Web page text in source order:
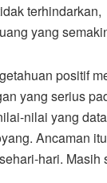
yang
positif
yang serius
nilai yang
Ancaman
hari.